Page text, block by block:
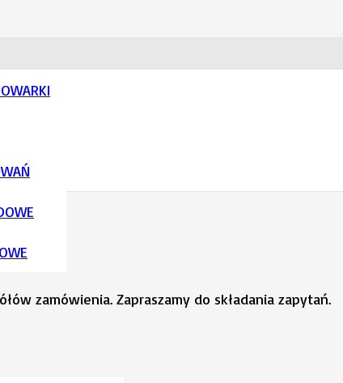
zamówienia. Zapraszamy do składania zapytań.